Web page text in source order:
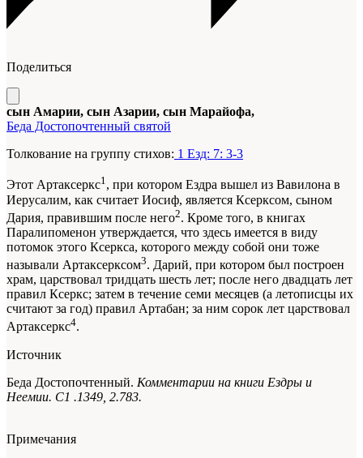
Поделиться
сын Амарии, сын Азарии, сын Марайофа,
Беда Достопочтенный святой
Толкование на группу стихов: 1 Езд: 7: 3-3
Этот Артаксеркс1, при котором Ездра вышел из Вавилона в
Иерусалим, как считает Иосиф, является Ксерксом, сыном
Дария, правившим после него2. Кроме того, в книгах
Паралипоменон утверждается, что здесь имеется в виду
потомок этого Ксеркса, которого между собой они тоже
называли Артаксерксом3. Дарий, при котором был построен
храм, царствовал тридцать шесть лет; после него двадцать лет
правил Ксеркс; затем в течение семи месяцев (а летописцы их
считают за год) правил Артабан; за ним сорок лет царствовал
Артаксеркс4.
Источник
Беда Достопочтенный. Комментарии на книги Ездры и
Неемии. С1 .1349, 2.783.
Примечания